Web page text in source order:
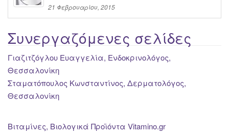
21 Φεβρουαρίου, 2015
Συνεργαζόμενες σελίδες
Γιαζιτζόγλου Ευαγγελία, Ενδοκρινολόγος,
Θεσσαλονίκη
Σταματόπουλος Κωνσταντίνος, Δερματολόγος,
Θεσσαλονίκη
Βιταμίνες, Βιολογικά Προϊόντα Vitamino.gr